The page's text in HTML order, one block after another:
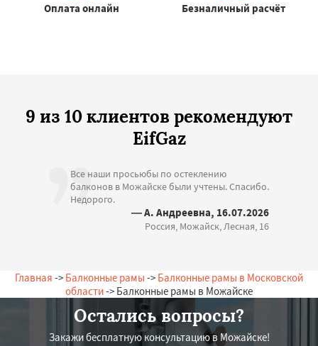
Оплата онлайн Безналичный расчёт
9 из 10 клиентов рекомендуют
EifGaz
Все наши просьюбы по остеклению
балконов в Можайске были учтены. Спасибо.
Недорого.
— А. Андреевна, 16.07.2026
Россия, Можайск, Лесная, 16
Главная -> Балконные рамы -> Балконные рамы в Московской
области-> Балконные рамы в Можайске
Остались вопросы?
Закажи бесплатную консультацию в Можайске!